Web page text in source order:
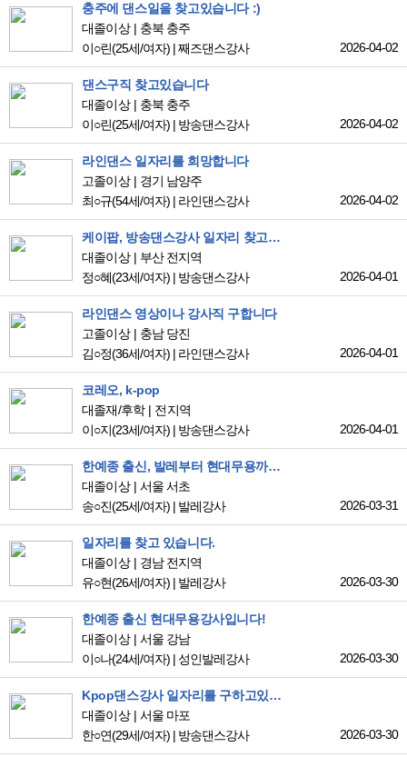
충주에 댄스일을 찾고있습니다 :)
대졸이상
충북 충주
이○린(25세/여자) |째즈댄스강사 2026-04-02
댄스구직 찾고있습니다
대졸이상
충북 충주
이○린(25세/여자) | 방송댄스강사 2026-04-02
라인댄스 일자리를 희망합니다
고졸이상
경기 남양주
최○규(54세/여자) | 라인댄스강사 2026-04-02
케이팝, 방송댄스강사 일자리 찾고있습니다
대졸이상
부산 전지역
정○혜(23세/여자) | 방송댄스강사 2026-04-01
라인댄스 영상이나 강사직 구합니다
고졸이상
충남 당진
김○정(36세/여자) | 라인댄스강사 2026-04-01
코레오, k-pop
대졸재/후학
전지역
이○지(23세/여자) | 방송댄스강사 2026-04-01
한예종 출신, 발레부터 현대무용까지 가능합니다
대졸이상
서울 서초
송○진(25세/여자) | 발레강사 2026-03-31
일자리를 찾고 있습니다.
대졸이상
경남 전지역
유○현(26세/여자) | 발레강사 2026-03-30
한예종 출신 현대무용강사입니다!
대졸이상
서울 강남
이○나(24세/여자) | 성인발레강사 2026-03-30
Kpop댄스강사 일자리를 구하고있습니다
대졸이상
서울 마포
한○연(29세/여자) | 방송댄스강사 2026-03-30